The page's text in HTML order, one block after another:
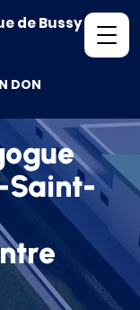
de Bussy
DON
Saint-